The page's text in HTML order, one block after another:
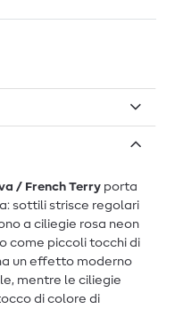
/ French Terry porta
sottili strisce regolari
a ciliegie rosa neon
come piccoli tocchi di
un effetto moderno
mentre le ciliegie
di colore di